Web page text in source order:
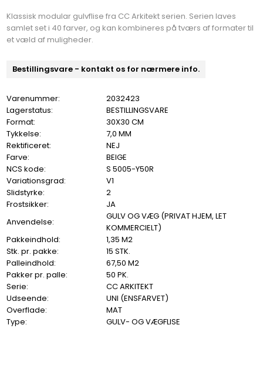
Klassisk modular gulvflise fra CC Arkitekt serien. Serien laves
samlet set i 40 farver, og kan kombineres på tværs af formater til
et væld af muligheder.
Bestillingsvare - kontakt os for nærmere info.
Varenummer:
2032423
Lagerstatus:
BESTILLINGSVARE
Format:
30X30 CM
Tykkelse:
7,0 MM
Rektificeret:
NEJ
Farve:
BEIGE
NCS kode:
S 5005-Y50R
Variationsgrad:
V1
Slidstyrke:
2
Frostsikker:
JA
Anvendelse:
GULV OG VÆG (PRIVAT HJEM, LET
KOMMERCIELT)
Pakkeindhold:
1,35 M2
Stk. pr. pakke:
15 STK.
Palleindhold:
67,50 M2
Pakker pr. palle:
50 PK.
Serie:
CC ARKITEKT
Udseende:
UNI (ENSFARVET)
Overflade:
MAT
Type:
GULV- OG VÆGFLISE